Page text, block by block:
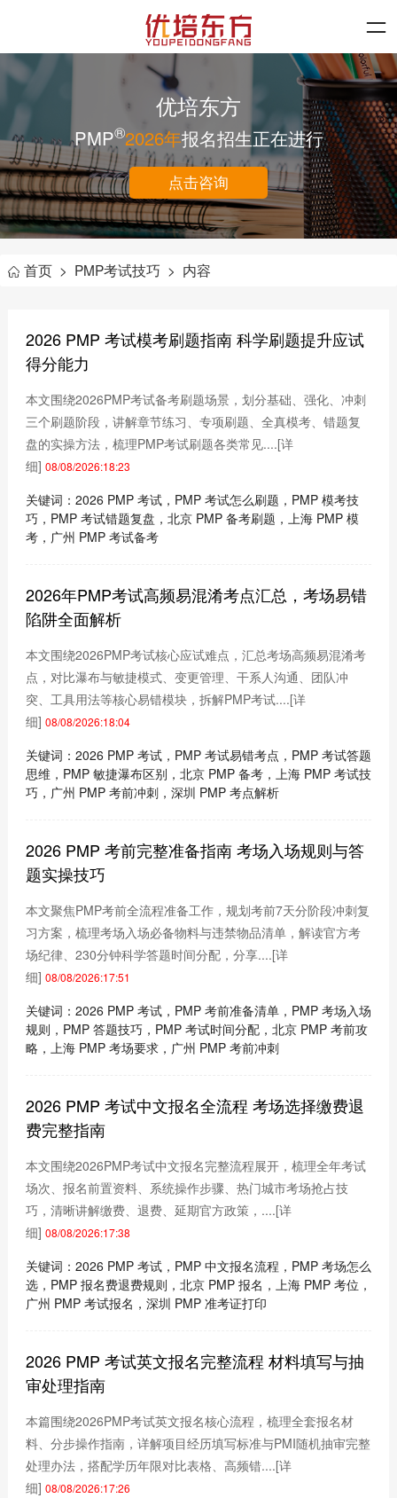
优培东方
PMP®2026年报名招生正在进行
点击咨询
首页 > PMP考试技巧 > 内容
2026 PMP 考试模考刷题指南 科学刷题提升应试
得分能力
本文围绕2026PMP考试备考刷题场景，划分基础、强化、冲刺
三个刷题阶段，讲解章节练习、专项刷题、全真模考、错题复
盘的实操方法，梳理PMP考试刷题各类常见....[详
细] 08/08/2026:18:23
关键词：2026 PMP 考试，PMP 考试怎么刷题，PMP 模考技
巧，PMP 考试错题复盘，北京 PMP 备考刷题，上海 PMP 模
考，广州 PMP 考试备考
2026年PMP考试高频易混淆考点汇总，考场易错
陷阱全面解析
本文围绕2026PMP考试核心应试难点，汇总考场高频易混淆考
点，对比瀑布与敏捷模式、变更管理、干系人沟通、团队冲
突、工具用法等核心易错模块，拆解PMP考试....[详
细] 08/08/2026:18:04
关键词：2026 PMP 考试，PMP 考试易错考点，PMP 考试答题
思维，PMP 敏捷瀑布区别，北京 PMP 备考，上海 PMP 考试技
巧，广州 PMP 考前冲刺，深圳 PMP 考点解析
2026 PMP 考前完整准备指南 考场入场规则与答
题实操技巧
本文聚焦PMP考前全流程准备工作，规划考前7天分阶段冲刺复
习方案，梳理考场入场必备物料与违禁物品清单，解读官方考
场纪律、230分钟科学答题时间分配，分享....[详
细] 08/08/2026:17:51
关键词：2026 PMP 考试，PMP 考前准备清单，PMP 考场入场
规则，PMP 答题技巧，PMP 考试时间分配，北京 PMP 考前攻
略，上海 PMP 考场要求，广州 PMP 考前冲刺
2026 PMP 考试中文报名全流程 考场选择缴费退
费完整指南
本文围绕2026PMP考试中文报名完整流程展开，梳理全年考试
场次、报名前置资料、系统操作步骤、热门城市考场抢占技
巧，清晰讲解缴费、退费、延期官方政策，....[详
细] 08/08/2026:17:38
关键词：2026 PMP 考试，PMP 中文报名流程，PMP 考场怎么
选，PMP 报名费退费规则，北京 PMP 报名，上海 PMP 考位，
广州 PMP 考试报名，深圳 PMP 准考证打印
2026 PMP 考试英文报名完整流程 材料填写与抽
审处理指南
本篇围绕2026PMP考试英文报名核心流程，梳理全套报名材
料、分步操作指南，详解项目经历填写标准与PMI随机抽审完整
处理办法，搭配学历年限对比表格、高频错....[详
细] 08/08/2026:17:26